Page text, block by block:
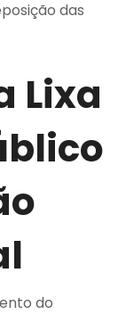
das
Lixa
do